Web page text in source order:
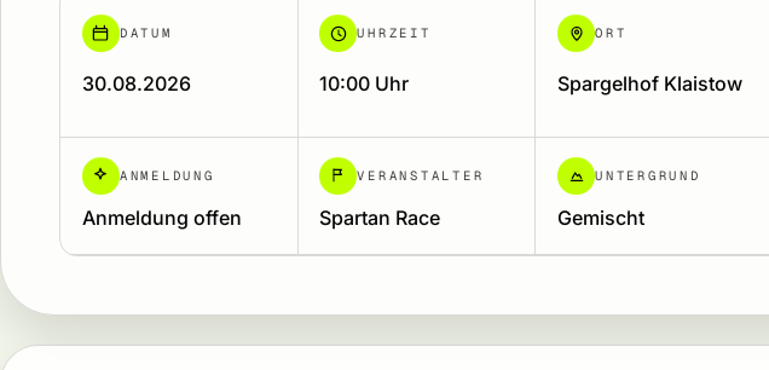
DATUM
30.08.2026
UHRZEIT
10:00 Uhr
ORT
Spargelhof Klaistow
ANMELDUNG
Anmeldung offen
VERANSTALTER
Spartan Race
UNTERGRUND
Gemischt